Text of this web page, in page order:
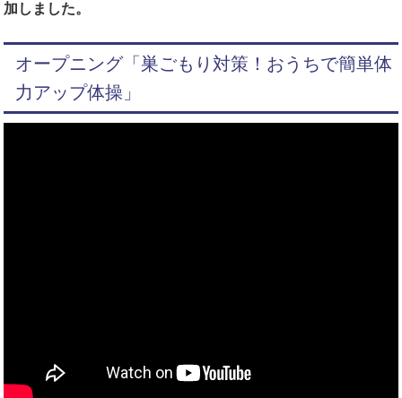
加しました。
オープニング「巣ごもり対策！おうちで簡単体
力アップ体操」